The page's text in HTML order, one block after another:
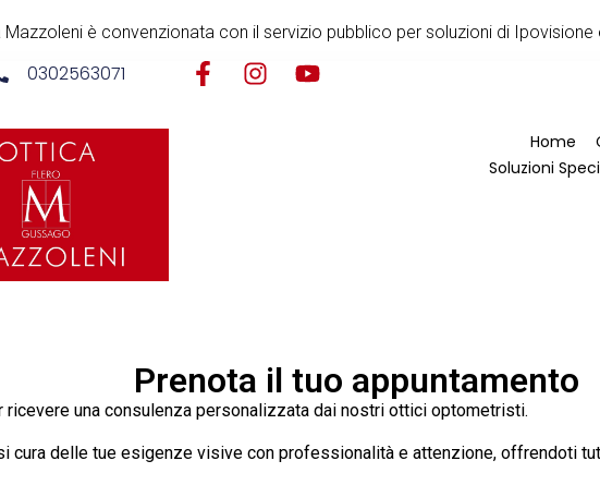
Mazzoleni è convenzionata con il servizio pubblico per soluzioni di
0302563071
Home
Soluzioni
Prenota il tuo appuntamento
ricevere una consulenza personalizzata dai nostri ottici optometristi.
cura delle tue esigenze visive con professionalità e attenzione, offrendoti